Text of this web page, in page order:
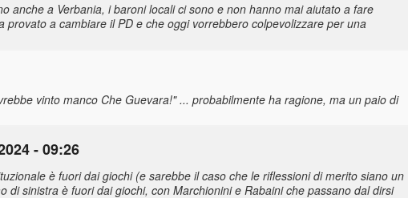
anche a Verbania, i baroni locali ci sono e non hanno mai aiutato a fare
a cambiare il PD e che oggi vorrebbero colpevolizzare per una
vinto manco Che Guevara!" ... probabilmente ha ragione, ma un paio di
- 09:26
è fuori dai giochi (e sarebbe il caso che le riflessioni di merito siano un
sinistra è fuori dai giochi, con Marchionini e Rabaini che passano dal dirsi